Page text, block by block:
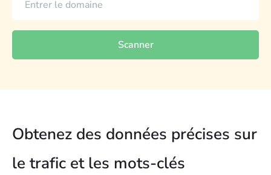
Scanner
Obtenez des données précises sur
le trafic et les mots-clés